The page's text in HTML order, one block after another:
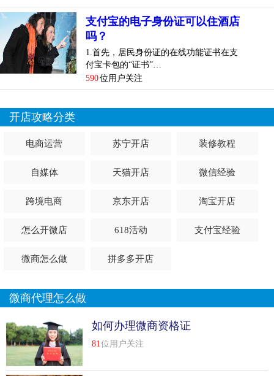
支付宝的电子身份证可以住酒店
吗？
1.首先，居民身份证的在线功能证书在支
付宝卡包的“证书”…
590位用户关注
开店攻略分类
电商运营 苏宁开店 装修教程
自媒体 天猫开店 微信经验
跨境电商 京东开店 淘宝开店
怎么开微店 618活动 支付宝经验
微商怎么做 拼多多开店
微商代理怎么做
如何办理微商资格证
81 位用户关注